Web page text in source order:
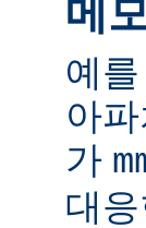
메
예
아
가
대